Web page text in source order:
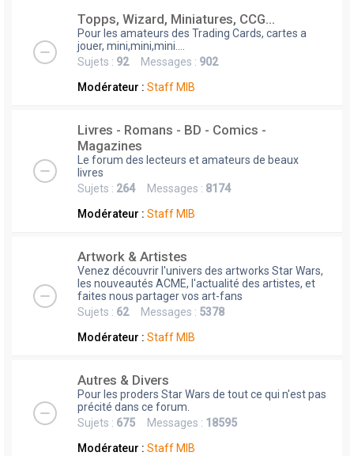
Topps, Wizard, Miniatures, CCG...
Pour les amateurs des Trading Cards, cartes a
jouer, mini,mini,mini....
Sujets : 92Messages : 902
Modérateur : Staff MIB
Livres - Romans - BD - Comics -
Magazines
Le forum des lecteurs et amateurs de beaux
livres
Sujets : 264Messages : 8174
Modérateur : Staff MIB
Artwork & Artistes
Venez découvrir l'univers des artworks Star Wars,
les nouveautés ACME, l'actualité des artistes, et
faites nous partager vos art-fans
Sujets : 62Messages : 5378
Modérateur : Staff MIB
Autres & Divers
Pour les proders Star Wars de tout ce qui n'est pas
précité dans ce forum.
Sujets : 675 Messages : 18595
Modérateur : Staff MIB